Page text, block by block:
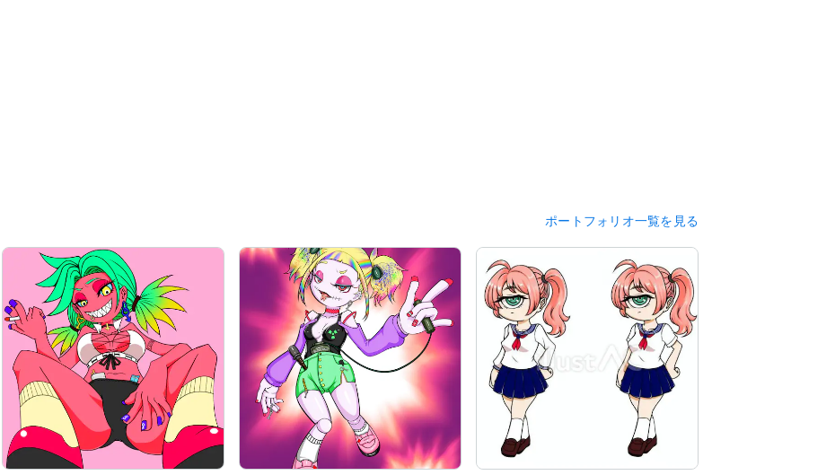
ポートフォリオ一覧を見る